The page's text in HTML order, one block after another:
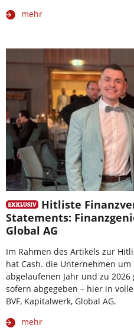
mehr
Hitliste
Statements:
Global AG
Im Rahmen des Artikels zur
hat Cash. die Unternehmen
abgelaufenen Jahr und zu
sofern abgegeben – hier in
BVF, Kapitalwerk, Global AG.
mehr